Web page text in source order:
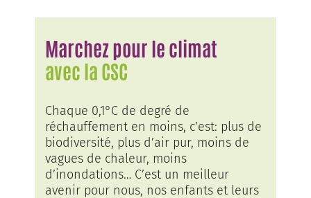
Marchez pour le climat
avec la CSC
Chaque 0,1°C de degré de
réchauffement en moins, c’est: plus de
biodiversité, plus d’air pur, moins de
vagues de chaleur, moins
d’inondations… C’est un meilleur
avenir pour nous, nos enfants et leurs